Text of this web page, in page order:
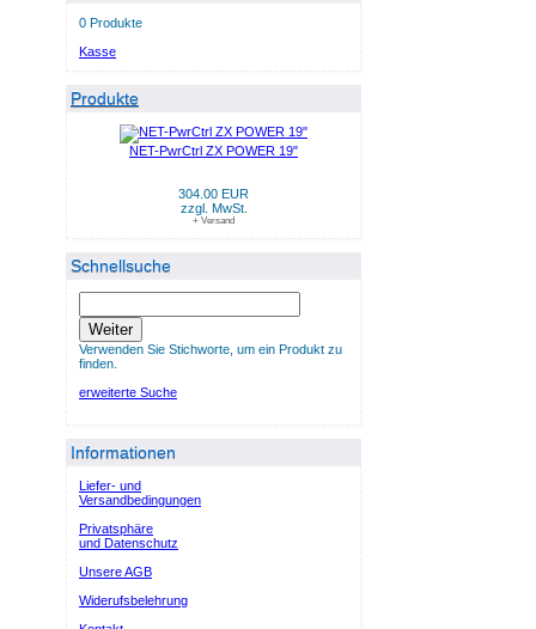
0 Produkte
Kasse
Produkte
NET-PwrCtrl ZX POWER 19"
304.00 EUR
zzgl. MwSt.
+ Versand
Schnellsuche
Weiter
Verwenden Sie Stichworte, um ein Produkt zu
finden.
erweiterte Suche
Informationen
Liefer- und
Versandbedingungen
Privatsphäre
und Datenschutz
Unsere AGB
Widerufsbelehrung